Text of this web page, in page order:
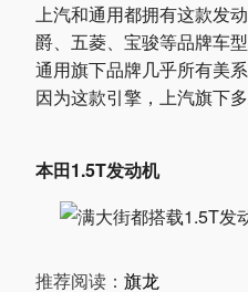
上汽和通用都拥有这款发
爵、五菱、宝骏等品牌车
通用旗下品牌几乎所有美
因为这款引擎，上汽旗下
本田1.5T发动机
推荐阅读： 旗龙